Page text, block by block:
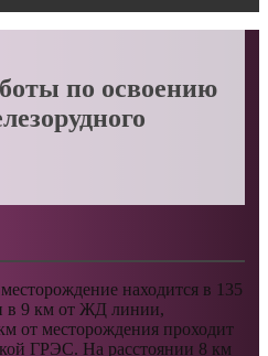
по освоению
находится в 135
в 9 км от ЖД линии,
месторождения проходит
ГРЭС. На расстоянии 8 км